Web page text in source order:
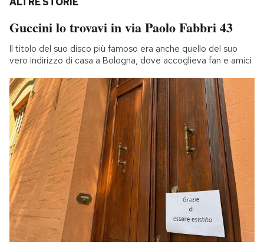
Guccini lo trovavi in via Paolo Fabbri 43
Il titolo del suo disco più famoso era anche quello del suo
vero indirizzo di casa a Bologna, dove accoglieva fan e amici